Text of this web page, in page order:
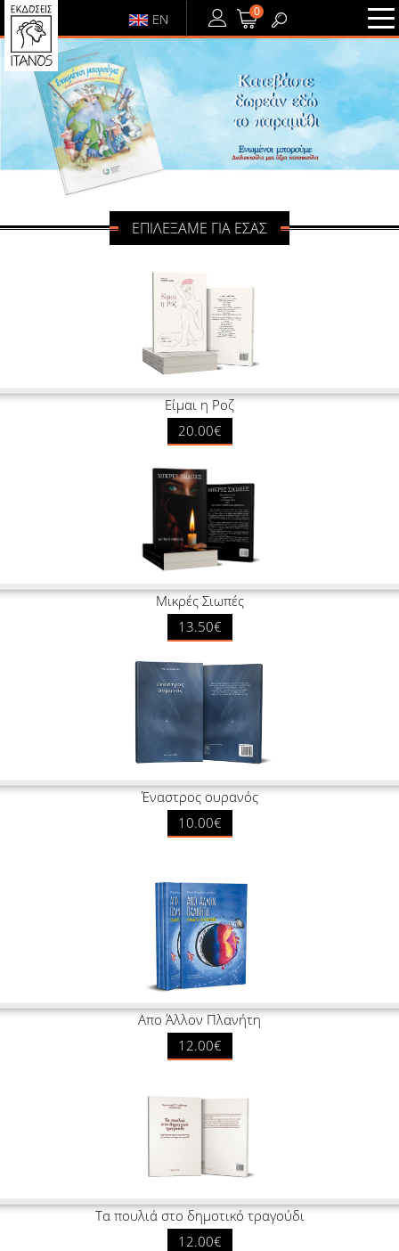
EN
ΕΙΣΟΔΟΣ
ΕΓΓΡΑΦΗ
0
ΕΠΙΛΕΞΑΜΕ ΓΙΑ ΕΣΑΣ
Είμαι η Ροζ
20.00€
Μικρές Σιωπές
13.50€
Έναστρος ουρανός
10.00€
Απο Άλλον Πλανήτη
12.00€
Τα πουλιά στο δημοτικό τραγούδι
12.00€